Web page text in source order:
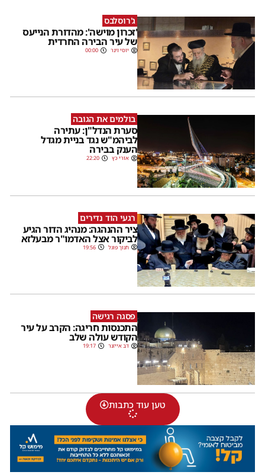
ג'רוסלבס
'זכרון מוישה': מהדורת הנייעס
של עיר הבירה החרדית
יוסי וינר 00:00
בולמים את הגובה
סערת הנדל"ן: עתירה
לביהמ"ש נגד בניית מגדל
הענק בבירה
אורי כץ 22:20
רגעי הוד נדירים
ציר ההנהגה: מנהיג הדור הגיע
לביקור אצל האדמו"ר מבעלזא
חנוך פוגל 19:56
פסגה רגישה
התכנסות חריגה: הקרב על עיר
הקודש עולה שלב
דב אייזנר 19:17
טען עוד כתבות